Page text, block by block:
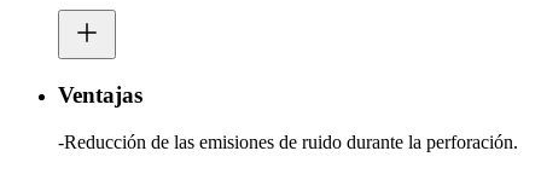
Ventajas
-Reducción de las emisiones de ruido durante la perforación.